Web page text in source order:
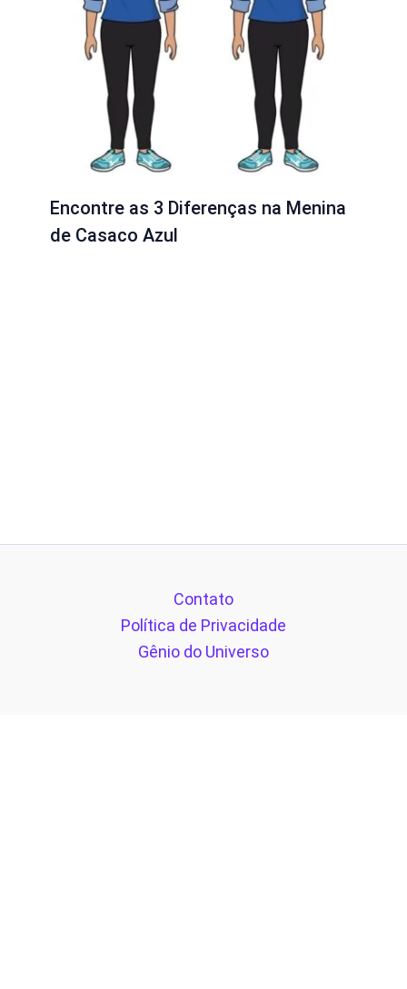
Encontre as 3 Diferenças na Menina
de Casaco Azul
Contato
Política de Privacidade
Gênio do Universo